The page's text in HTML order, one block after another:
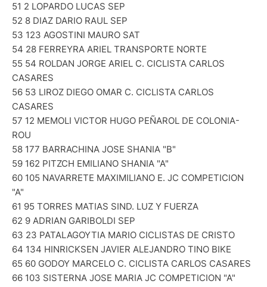
51 2 LOPARDO LUCAS SEP
52 8 DIAZ DARIO RAUL SEP
53 123 AGOSTINI MAURO SAT
54 28 FERREYRA ARIEL TRANSPORTE NORTE
55 54 ROLDAN JORGE ARIEL C. CICLISTA CARLOS
CASARES
56 53 LIROZ DIEGO OMAR C. CICLISTA CARLOS
CASARES
57 12 MEMOLI VICTOR HUGO PEÑAROL DE COLONIA-
ROU
58 177 BARRACHINA JOSE SHANIA "B"
59 162 PITZCH EMILIANO SHANIA "A"
60 105 NAVARRETE MAXIMILIANO E. JC COMPETICION
"A"
61 95 TORRES MATIAS SIND. LUZ Y FUERZA
62 9 ADRIAN GARIBOLDI SEP
63 23 PATALAGOYTIA MARIO CICLISTAS DE CRISTO
64 134 HINRICKSEN JAVIER ALEJANDRO TINO BIKE
65 60 GODOY MARCELO C. CICLISTA CARLOS CASARES
66 103 SISTERNA JOSE MARIA JC COMPETICION "A"